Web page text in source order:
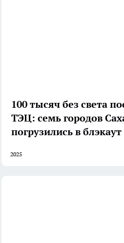
100 тысяч без света
ТЭЦ: семь городов
погрузились в блэкаут
2025